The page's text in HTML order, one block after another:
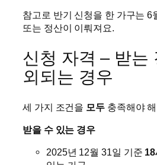
참고로 반기 신청을 한 가구는 6
또는 정산이 이뤄져요.
신청 자격 – 받는
외되는 경우
세 가지 조건을 모두충족해야
받을 수 있는 경우
2025년 12월 31일 기준